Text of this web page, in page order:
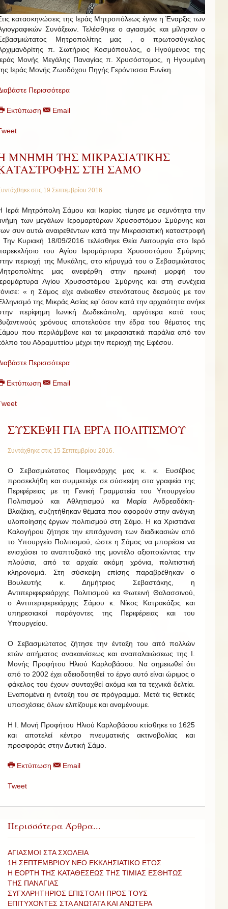
κατασκηνώσεις της Ιεράς Μητροπόλεως έγινε η Έναρξις των
Συνάξεων. Τελέσθηκε ο αγιασμός και μίλησαν ο
Μητροπολίτης μας , ο πρωτοσύγκελος
π. Σωτήριος Κοσμόπουλος, ο Ηγούμενος της
Μονής Μεγάλης Παναγίας π. Χρυσόστομος, η Ηγουμένη
Ιεράς Μονής Ζωοδόχου Πηγής Γερόντισσα Ευνίκη.
Περισσότερα
Εκτύπωση Email
ΜΝΗΜΗ ΤΗΣ ΜΙΚΡΑΣΙΑΤΙΚΗΣ
ΣΤΗ ΣΑΜΟ
στις 19 Σεπτεμβρίου 2016.
Ιερά Μητρόπολη Σάμου και Ικαρίας τίμησε με σεμνότητα την
των μεγάλων Ιερομαρτύρων Χρυσοστόμου Σμύρνης και
συν αυτώ αναιρεθέντων κατά την Μικρασιατική καταστροφή
Την Κυριακή 18/09/2016 τελέσθηκε Θεία Λειτουργία στο Ιερό
του Αγίου Ιερομάρτυρα Χρυσοστόμου Σμύρνης
περιοχή της Μυκάλης, στο κήρυγμά του ο Σεβασμιώτατος
μας ανεφέρθη στην ηρωική μορφή του
Αγίου Χρυσοστόμου Σμύρνης και στη συνέχεια
« η Σάμος είχε ανέκαθεν στενότατους δεσμούς με τον
της Μικράς Ασίας εφ’ όσον κατά την αρχαιότητα ανήκε
περίφημη Ιωνική Δωδεκάπολη, αργότερα κατά τους
χρόνους αποτελούσε την έδρα του θέματος της
που περιλάμβανε και τα μικρασιατικά παράλια από τον
του Αδραμυττίου μέχρι την περιοχή της Εφέσου.
Περισσότερα
Εκτύπωση Email
ΣΥΣΚΕΨΗ ΓΙΑ ΕΡΓΑ ΠΟΛΙΤΙΣΜΟΥ
Συντάχθηκε στις 15 Σεπτεμβρίου 2016.
Ο Σεβασμιώτατος Ποιμενάρχης μας κ. κ. Ευσέβιος
προσεκλήθη και συμμετείχε σε σύσκεψη στα γραφεία της
Περιφέρειας με τη Γενική Γραμματεία του Υπουργείου
Πολιτισμού και Αθλητισμού κα Μαρία Ανδρεαδάκη-
Βλαζάκη, συζητήθηκαν θέματα που αφορούν στην ανάγκη
υλοποίησης έργων πολιτισμού στη Σάμο. Η κα Χριστιάνα
Καλογήρου ζήτησε την επιτάχυνση των διαδικασιών από
το Υπουργείο Πολιτισμού, ώστε η Σάμος να μπορέσει να
ενισχύσει το αναπτυξιακό της μοντέλο αξιοποιώντας την
πλούσια, από τα αρχαία ακόμη χρόνια, πολιτιστική
κληρονομιά. Στη σύσκεψη επίσης παραβρέθηκαν ο
Βουλευτής κ. Δημήτριος Σεβαστάκης, η
Αντιπεριφερειάρχης Πολιτισμού κα Φωτεινή Θαλασσινού,
ο Αντιπεριφερειάρχης Σάμου κ. Νίκος Κατρακάζος και
υπηρεσιακοί παράγοντες της Περιφέρειας και του
Υπουργείου.
Ο Σεβασμιώτατος ζήτησε την ένταξη του από πολλών
ετών αιτήματος ανακαινίσεως και αναπαλαιώσεως της Ι.
Μονής Προφήτου Ηλιού Καρλοβάσου. Να σημειωθεί ότι
από το 2002 έχει αδειοδοτηθεί το έργο αυτό είναι ώριμος ο
φάκελος του έχουν συνταχθεί ακόμα και τα τεχνικά δελτία.
Εναπομένει η ένταξη του σε πρόγραμμα. Μετά τις θετικές
υποσχέσεις όλων ελπίζουμε και αναμένουμε.
Η Ι. Μονή Προφήτου Ηλιού Καρλοβάσου κτίσθηκε το 1625
και αποτελεί κέντρο πνευματικής ακτινοβολίας και
προσφοράς στην Δυτική Σάμο.
Εκτύπωση Email
Tweet
Περισσότερα Άρθρα...
ΑΓΙΑΣΜΟΙ ΣΤΑ ΣΧΟΛΕΙΑ
1Η ΣΕΠΤΕΜΒΡΙΟΥ ΝΕΟ ΕΚΚΛΗΣΙΑΤΙΚΟ ΕΤΟΣ
Η ΕΟΡΤΗ ΤΗΣ ΚΑΤΑΘΕΣΕΩΣ ΤΗΣ ΤΙΜΙΑΣ ΕΣΘΗΤΩΣ
ΤΗΣ ΠΑΝΑΓΙΑΣ
ΣΥΓΧΑΡΗΤΗΡΙΟΣ ΕΠΙΣΤΟΛΗ ΠΡΟΣ ΤΟΥΣ
ΕΠΙΤΥΧΟΝΤΕΣ ΣΤΑ ΑΝΩΤΑΤΑ ΚΑΙ ΑΝΩΤΕΡΑ